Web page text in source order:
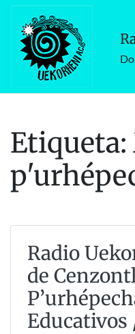
Skip
content
Etiqueta:
Radio
de
Educativos